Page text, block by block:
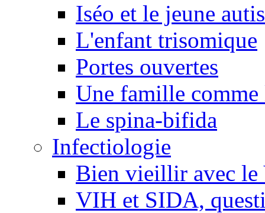
Iséo et le jeune
L'enfant trisomique
Portes ouvertes
Une famille comme
Le spina-bifida
Infectiologie
Bien vieillir avec
VIH et SIDA,